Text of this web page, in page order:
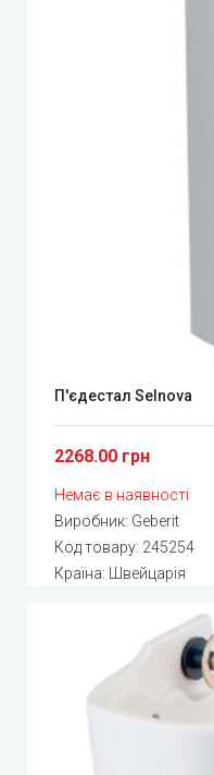
П'єдестал Selnova
2268.00 грн
Немає в наявності
Виробник: Geberit
Код товару: 245254
Країна: Швейцарія